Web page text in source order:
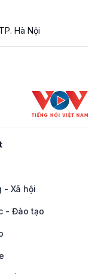
Hà Nội
- Xã hội
- Đào tạo